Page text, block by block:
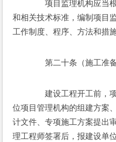
项目监理机构应当根
和相关技术标准，编制项目
工作制度、程序、方法和措施
第二十条（施工准备
建设工程开工前，项
位项目管理机构的组建方案
计文件、专项施工方案提出
理工程师签署后，报建设单位